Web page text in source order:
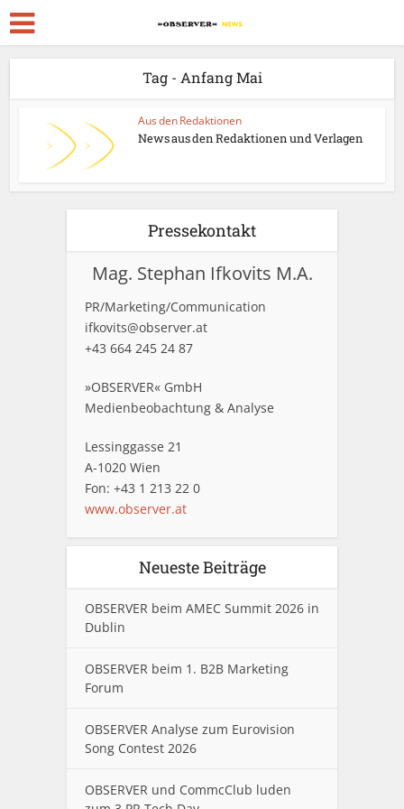
Tag - Anfang Mai
Aus den Redaktionen
News aus den Redaktionen und Verlagen
Pressekontakt
Mag. Stephan Ifkovits M.A.
PR/Marketing/Communication
ifkovits@observer.at
+43 664 245 24 87
»OBSERVER« GmbH
Medienbeobachtung & Analyse
Lessinggasse 21
A-1020 Wien
Fon: +43 1 213 22 0
www.observer.at
Neueste Beiträge
OBSERVER beim AMEC Summit 2026 in
Dublin
OBSERVER beim 1. B2B Marketing
Forum
OBSERVER Analyse zum Eurovision
Song Contest 2026
OBSERVER und CommcClub luden